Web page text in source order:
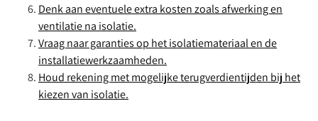
Denk aan eventuele extra kosten zoals afwerking en
ventilatie na isolatie.
Vraag naar garanties op het isolatiemateriaal en de
installatiewerkzaamheden.
Houd rekening met mogelijke terugverdientijden bij het
kiezen van isolatie.